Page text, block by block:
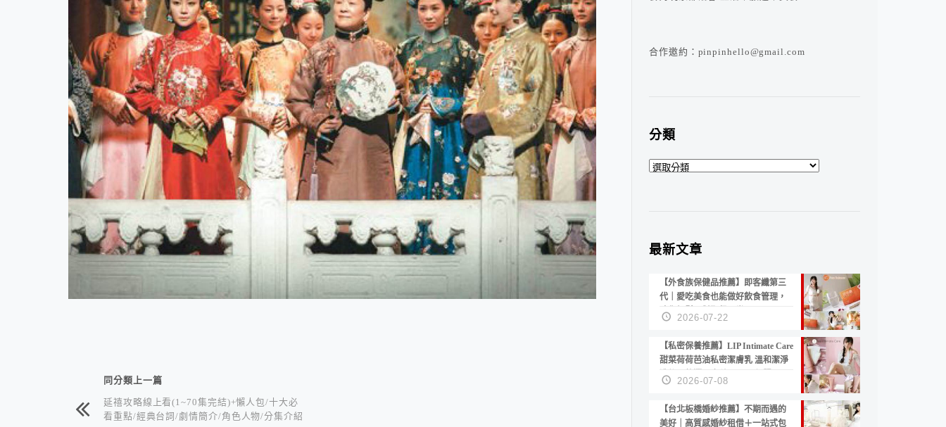
相連文章同分類上一篇
延禧攻略線上看(1~70集完結)+懶人包/十大必
看重點/經典台詞/劇情簡介/角色人物/分集介紹
合作邀約：pinpinhello@gmail.com
分類
分
最新文章
【外食族保健品推薦】即客纖第三
代｜愛吃美食也能做好飲食管理，
陪你輕鬆面對聚餐日常！
2026-07-22
【私密保養推薦】LIP Intimate Care
甜菜荷荷芭油私密潔膚乳 溫和潔淨
洗後不乾澀 不起泡反而更舒服！
2026-07-08
【台北板橋婚紗推薦】不期而遇的
美好｜高質感婚紗租借＋一站式包